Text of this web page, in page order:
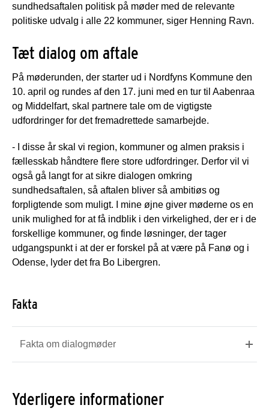
sundhedsaftalen politisk på møder med de relevante
politiske udvalg i alle 22 kommuner, siger Henning Ravn.
Tæt dialog om aftale
På møderunden, der starter ud i Nordfyns Kommune den
10. april og rundes af den 17. juni med en tur til Aabenraa
og Middelfart, skal partnere tale om de vigtigste
udfordringer for det fremadrettede samarbejde.
- I disse år skal vi region, kommuner og almen praksis i
fællesskab håndtere flere store udfordringer. Derfor vil vi
også gå langt for at sikre dialogen omkring
sundhedsaftalen, så aftalen bliver så ambitiøs og
forpligtende som muligt. I mine øjne giver møderne os en
unik mulighed for at få indblik i den virkelighed, der er i de
forskellige kommuner, og finde løsninger, der tager
udgangspunkt i at der er forskel på at være på Fanø og i
Odense, lyder det fra Bo Libergren.
Fakta
Fakta om dialogmøder
Yderligere informationer